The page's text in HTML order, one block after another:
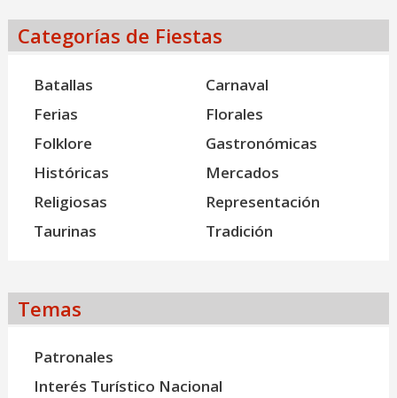
Categorías de Fiestas
Batallas
Carnaval
Ferias
Florales
Folklore
Gastronómicas
Históricas
Mercados
Religiosas
Representación
Taurinas
Tradición
Temas
Patronales
Interés Turístico Nacional